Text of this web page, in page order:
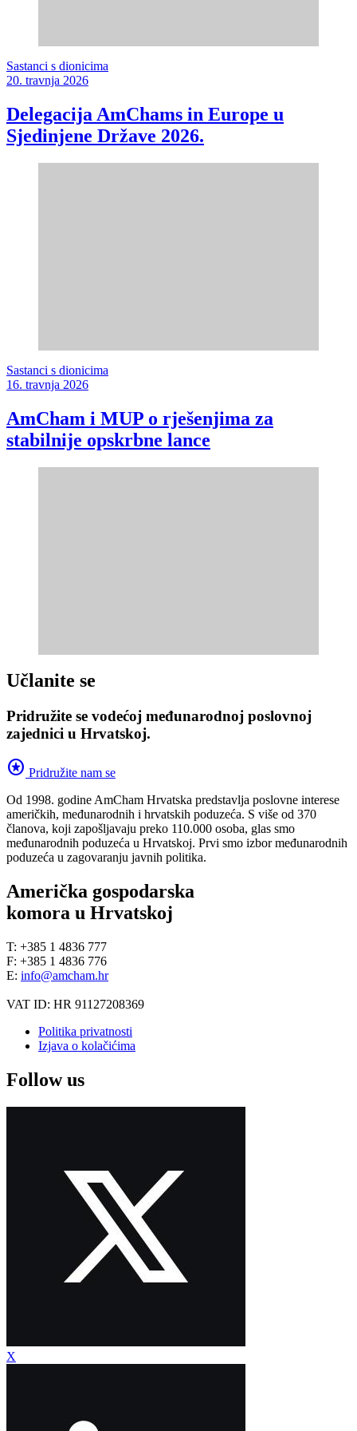
Sastanci s dionicima
20. travnja 2026
Delegacija AmChams in Europe u
Sjedinjene Države 2026.
Sastanci s dionicima
16. travnja 2026
AmCham i MUP o rješenjima za
stabilnije opskrbne lance
Učlanite se
Pridružite se vodećoj međunarodnoj poslovnoj
zajednici u Hrvatskoj.
stars Pridružite nam se
Od 1998. godine AmCham Hrvatska predstavlja poslovne interese
američkih, međunarodnih i hrvatskih poduzeća. S više od 370
članova, koji zapošljavaju preko 110.000 osoba, glas smo
međunarodnih poduzeća u Hrvatskoj. Prvi smo izbor međunarodnih
poduzeća u zagovaranju javnih politika.
Američka gospodarska
komora u Hrvatskoj
T: +385 1 4836 777
F: +385 1 4836 776
E: info@amcham.hr
VAT ID: HR 91127208369
Politika privatnosti
Izjava o kolačićima
Follow us
X